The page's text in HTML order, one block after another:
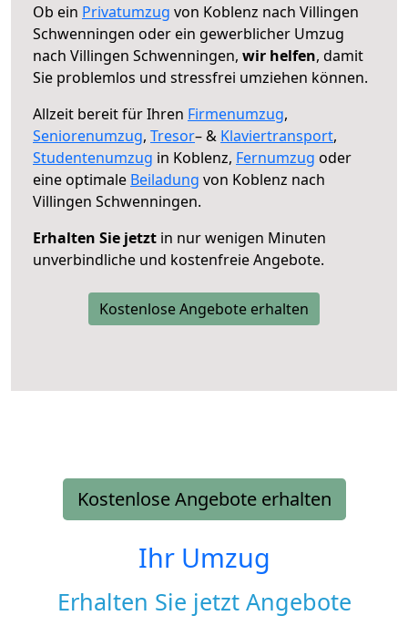
Ob ein Privatumzug von Koblenz nach Villingen
Schwenningen oder ein gewerblicher Umzug
nach Villingen Schwenningen, wir helfen, damit
Sie problemlos und stressfrei umziehen können.
Allzeit bereit für Ihren Firmenumzug,
Seniorenumzug, Tresor– & Klaviertransport,
Studentenumzug in Koblenz, Fernumzug oder
eine optimale Beiladung von Koblenz nach
Villingen Schwenningen.
Erhalten Sie jetzt in nur wenigen Minuten
unverbindliche und kostenfreie Angebote.
Kostenlose Angebote erhalten
Kostenlose Angebote erhalten
Ihr Umzug
Erhalten Sie jetzt Angebote